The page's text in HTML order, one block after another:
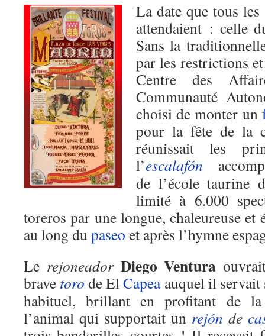
La date que tous
attendaient : celle
Sans la
par les restrictions
Centre des
Communauté
choisi de monter un
pour la fête de la
réunissait les
l’escalafón
de l’école taurine
limité à 6.000
toreros par une longue, chaleureuse et
au long du paseo et après l’hymne
Le rejoneador Diego Ventura
brave toro de ElCapeaauquel il servait
habituel, brillant en profitant de la
l’animal qui supportait un rejón de